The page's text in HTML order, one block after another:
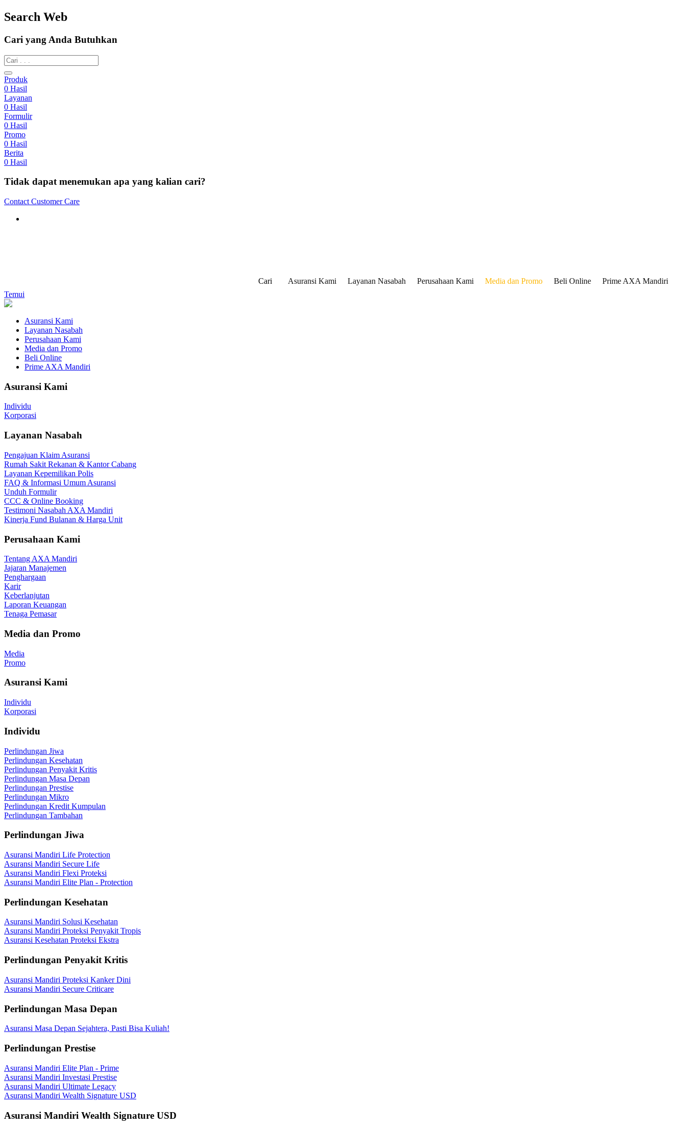
Search Web
Cari yang Anda Butuhkan
Produk
0 Hasil
Layanan
0 Hasil
Formulir
0 Hasil
Promo
0 Hasil
Berita
0 Hasil
Tidak dapat menemukan apa yang kalian cari?
Contact Customer Care
Cari Asuransi Kami Layanan Nasabah Perusahaan Kami Media dan Promo Beli Online
Prime AXA Mandiri
Temui
Asuransi Kami
Layanan Nasabah
Perusahaan Kami
Media dan Promo
Beli Online
Prime AXA Mandiri
Asuransi Kami
Individu
Korporasi
Layanan Nasabah
Pengajuan Klaim Asuransi
Rumah Sakit Rekanan & Kantor Cabang
Layanan Kepemilikan Polis
FAQ & Informasi Umum Asuransi
Unduh Formulir
CCC & Online Booking
Testimoni Nasabah AXA Mandiri
Kinerja Fund Bulanan & Harga Unit
Perusahaan Kami
Tentang AXA Mandiri
Jajaran Manajemen
Penghargaan
Karir
Keberlanjutan
Laporan Keuangan
Tenaga Pemasar
Media dan Promo
Media
Promo
Asuransi Kami
Individu
Korporasi
Individu
Perlindungan Jiwa
Perlindungan Kesehatan
Perlindungan Penyakit Kritis
Perlindungan Masa Depan
Perlindungan Prestise
Perlindungan Mikro
Perlindungan Kredit Kumpulan
Perlindungan Tambahan
Perlindungan Jiwa
Asuransi Mandiri Life Protection
Asuransi Mandiri Secure Life
Asuransi Mandiri Flexi Proteksi
Asuransi Mandiri Elite Plan - Protection
Perlindungan Kesehatan
Asuransi Mandiri Solusi Kesehatan
Asuransi Mandiri Proteksi Penyakit Tropis
Asuransi Kesehatan Proteksi Ekstra
Perlindungan Penyakit Kritis
Asuransi Mandiri Proteksi Kanker Dini
Asuransi Mandiri Secure Criticare
Perlindungan Masa Depan
Asuransi Masa Depan Sejahtera, Pasti Bisa Kuliah!
Perlindungan Prestise
Asuransi Mandiri Elite Plan - Prime
Asuransi Mandiri Investasi Prestise
Asuransi Mandiri Ultimate Legacy
Asuransi Mandiri Wealth Signature USD
Asuransi Mandiri Wealth Signature USD